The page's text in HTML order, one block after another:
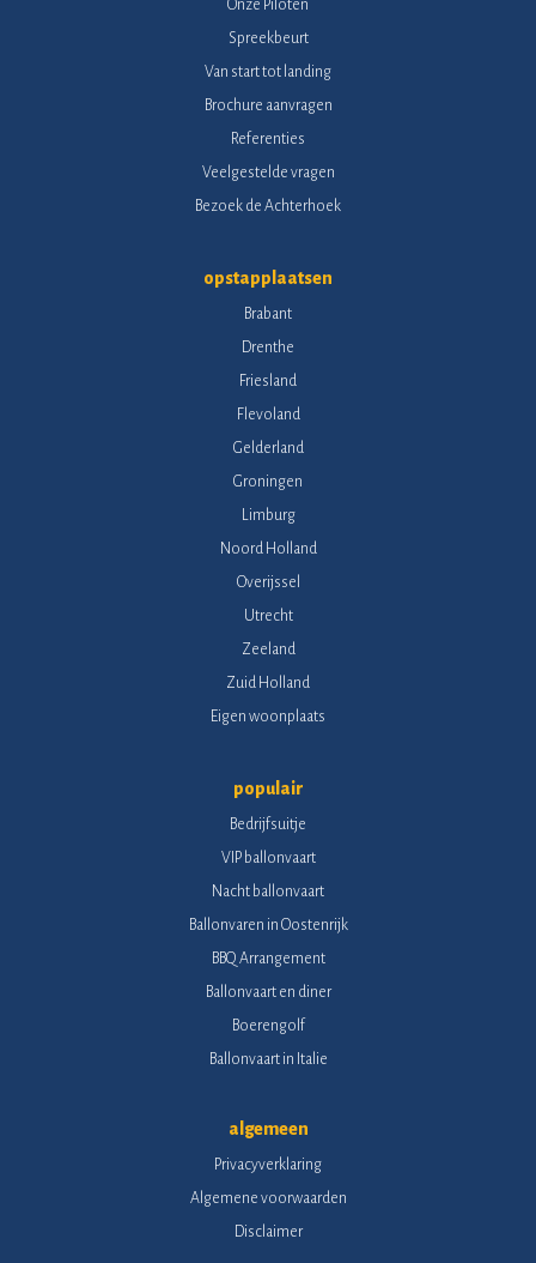
Onze Piloten
Spreekbeurt
Van start tot landing
Brochure aanvragen
Referenties
Veelgestelde vragen
Bezoek de Achterhoek
opstapplaatsen
Brabant
Drenthe
Friesland
Flevoland
Gelderland
Groningen
Limburg
Noord Holland
Overijssel
Utrecht
Zeeland
Zuid Holland
Eigen woonplaats
populair
Bedrijfsuitje
VIP ballonvaart
Nacht ballonvaart
Ballonvaren in Oostenrijk
BBQ Arrangement
Ballonvaart en diner
Boerengolf
Ballonvaart in Italie
algemeen
Privacyverklaring
Algemene voorwaarden
Disclaimer